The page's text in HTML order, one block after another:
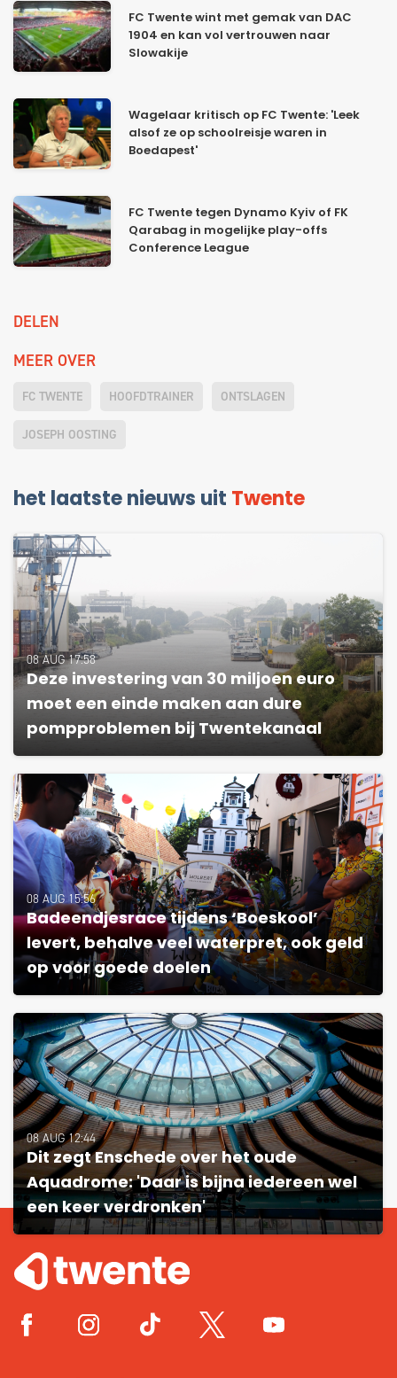
FC Twente wint met gemak van DAC
1904 en kan vol vertrouwen naar
Slowakije
Wagelaar kritisch op FC Twente: 'Leek
alsof ze op schoolreisje waren in
Boedapest'
FC Twente tegen Dynamo Kyiv of FK
Qarabag in mogelijke play-offs
Conference League
DELEN
MEER OVER
FC TWENTE HOOFDTRAINER ONTSLAGEN
JOSEPH OOSTING
het laatste nieuws uit Twente
08 AUG 17:58
Deze investering van 30 miljoen euro
moet een einde maken aan dure
pompproblemen bij Twentekanaal
08 AUG 15:56
Badeendjesrace tijdens ‘Boeskool’
levert, behalve veel waterpret, ook geld
op voor goede doelen
08 AUG 12:44
Dit zegt Enschede over het oude
Aquadrome: 'Daar is bijna iedereen wel
een keer verdronken'